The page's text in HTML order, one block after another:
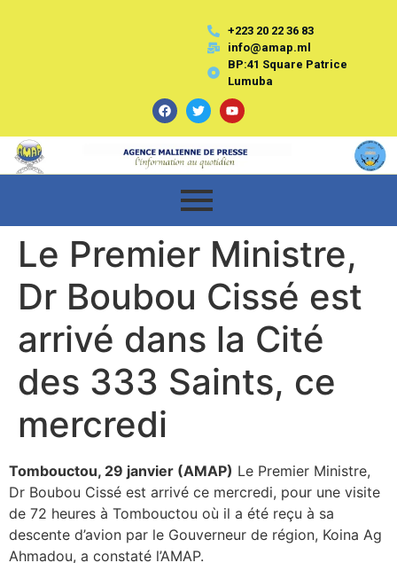
+223 20 22 36 83
info@amap.ml
BP:41 Square Patrice
Lumuba
Le Premier Ministre,
Dr Boubou Cissé est
arrivé dans la Cité
des 333 Saints, ce
mercredi
Tombouctou, 29 janvier (AMAP) Le Premier Ministre,
Dr Boubou Cissé est arrivé ce mercredi, pour une visite
de 72 heures à Tombouctou où il a été reçu à sa
descente d’avion par le Gouverneur de région, Koina Ag
Ahmadou, a constaté l’AMAP.